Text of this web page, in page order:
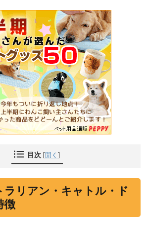
目次 [開く ]
ラリアン・キャトル・ド
徴